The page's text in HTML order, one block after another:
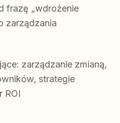
frazę „wdrożenie
zarządzania
zarządzanie zmianą,
strategie
ROI